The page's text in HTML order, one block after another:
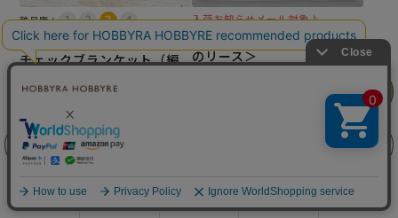
商品を探す 手芸を学ぶ ガイド 店舗情報 ログイン
前に戻る
フェア
難易度：
入荷お知らせメール対象♪
チェックブランケット（編
13,200税込
×(在庫なし)
入荷お知らせメール対象♪
ステッチクロス＜コスモス
のリース＞